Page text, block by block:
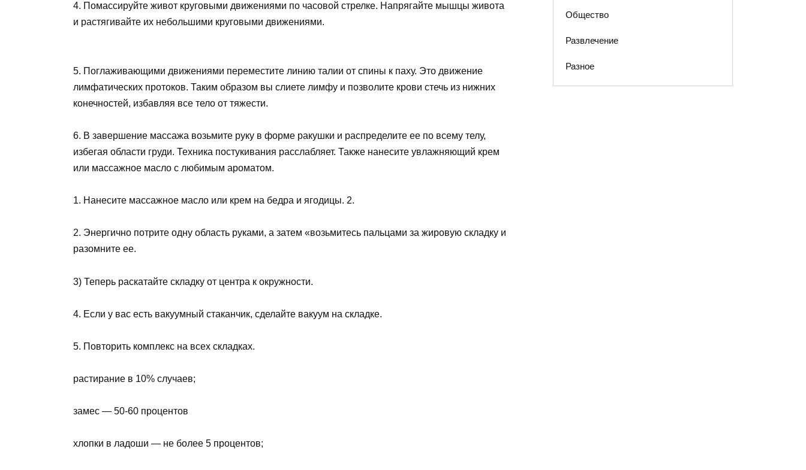
4. Помассируйте живот круговыми движениями по часовой стрелке. Напрягайте мышцы живота
и растягивайте их небольшими круговыми движениями.
5. Поглаживающими движениями переместите линию талии от спины к паху. Это движение
лимфатических протоков. Таким образом вы слиете лимфу и позволите крови стечь из нижних
конечностей, избавляя все тело от тяжести.
6. В завершение массажа возьмите руку в форме ракушки и распределите ее по всему телу,
избегая области груди. Техника постукивания расслабляет. Также нанесите увлажняющий крем
или массажное масло с любимым ароматом.
1. Нанесите массажное масло или крем на бедра и ягодицы. 2.
2. Энергично потрите одну область руками, а затем «возьмитесь пальцами за жировую складку и
разомните ее.
3) Теперь раскатайте складку от центра к окружности.
4. Если у вас есть вакуумный стаканчик, сделайте вакуум на складке.
5. Повторить комплекс на всех складках.
растирание в 10% случаев;
замес — 50-60 процентов
хлопки в ладоши — не более 5 процентов;
Общество
Развлечение
Разное